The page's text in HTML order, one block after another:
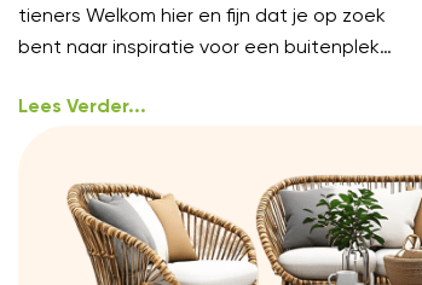
tieners Welkom hier en fijn dat je op zoek
bent naar inspiratie voor een buitenplek
Lees Verder...